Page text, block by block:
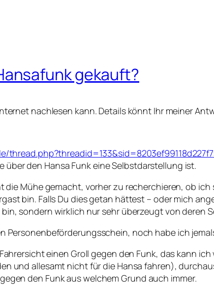
gekauft?
nachlesen kann. Details könnt Ihr meiner
über den Hansa Funk eine Selbstdarstellung ist.
die Mühe gemacht, vorher zu recherchieren, ob
bin. Falls Du dies getan hättest – oder mich
sondern wirklich nur sehr überzeugt von deren
Personenbeförderungsschein, noch habe ich
einen Groll gegen den Funk, das kann
und allesamt nicht für die Hansa fahren),
den Funk aus welchem Grund auch immer.